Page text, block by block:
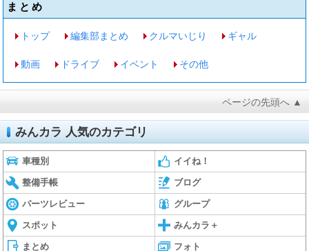
まとめ
トップ 編集部まとめ クルマいじり ギャル
動画 ドライブ イベント その他
ページの先頭へ ▲
みんカラ 人気のカテゴリ
車種別 イイね！
整備手帳 ブログ
パーツレビュー グループ
スポット みんカラ＋
まとめ フォト